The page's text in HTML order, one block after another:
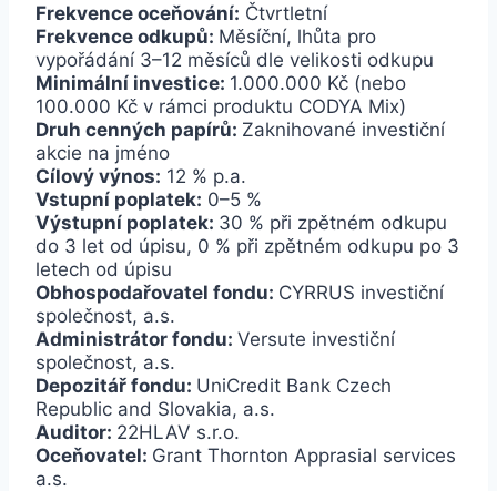
Frekvence oceňování: Čtvrtletní
Frekvence odkupů: Měsíční, lhůta pro
vypořádání 3–12 měsíců dle velikosti odkupu
Minimální investice: 1.000.000 Kč (nebo
100.000 Kč v rámci produktu CODYA Mix)
Druh cenných papírů: Zaknihované investiční
akcie na jméno
Cílový výnos: 12 % p.a.
Vstupní poplatek: 0–5 %
Výstupní poplatek: 30 % při zpětném odkupu
do 3 let od úpisu, 0 % při zpětném odkupu po 3
letech od úpisu
Obhospodařovatel fondu: CYRRUS investiční
společnost, a.s.
Administrátor fondu: Versute investiční
společnost, a.s.
Depozitář fondu: UniCredit Bank Czech
Republic and Slovakia, a.s.
Auditor: 22HLAV s.r.o.
Oceňovatel: Grant Thornton Apprasial services
a.s.